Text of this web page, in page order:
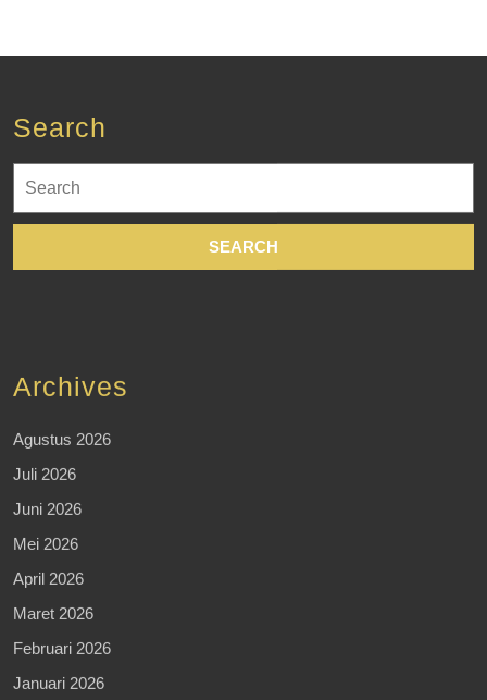
Search
for:
Archives
Agustus 2026
Juli 2026
Juni 2026
Mei 2026
April 2026
Maret 2026
Februari 2026
Januari 2026